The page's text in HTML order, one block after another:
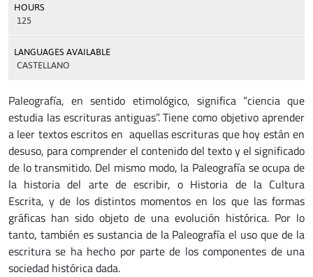
HOURS
125
LANGUAGES AVAILABLE
CASTELLANO
Paleografía, en sentido etimológico, significa “ciencia que
estudia las escrituras antiguas”. Tiene como objetivo aprender
a leer textos escritos en aquellas escrituras que hoy están en
desuso, para comprender el contenido del texto y el significado
de lo transmitido. Del mismo modo, la Paleografía se ocupa de
la historia del arte de escribir, o Historia de la Cultura
Escrita, y de los distintos momentos en los que las formas
gráficas han sido objeto de una evolución histórica. Por lo
tanto, también es sustancia de la Paleografía el uso que de la
escritura se ha hecho por parte de los componentes de una
sociedad histórica dada.